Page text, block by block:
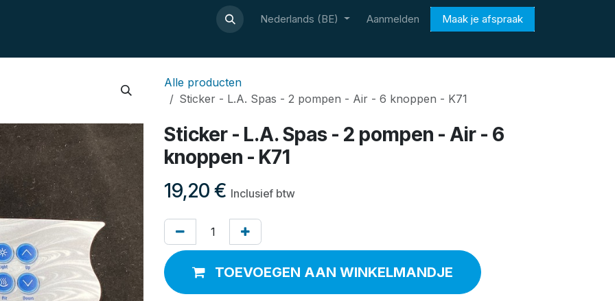
Contact Nederlands (BE) Aanmelden Maak je afspraak
Alle producten
Sticker - L.A. Spas - 2 pompen - Air - 6 knoppen - K71
Sticker - L.A. Spas - 2 pompen - Air - 6
knoppen - K71
19,20 € Inclusief btw
TOEVOEGEN AAN WINKELMANDJE